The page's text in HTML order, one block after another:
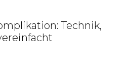
Technik,